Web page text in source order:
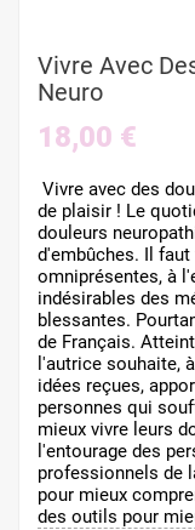
Vivre Avec
Neuro
18,00 €
Vivre avec des
de plaisir ! Le
douleurs
d'embûches. Il
omniprésentes, à
indésirables des
blessantes.
de Français.
l'autrice souhaite,
idées reçues,
personnes qui
mieux vivre leurs
l'entourage des
professionnels de
pour mieux
des outils pour